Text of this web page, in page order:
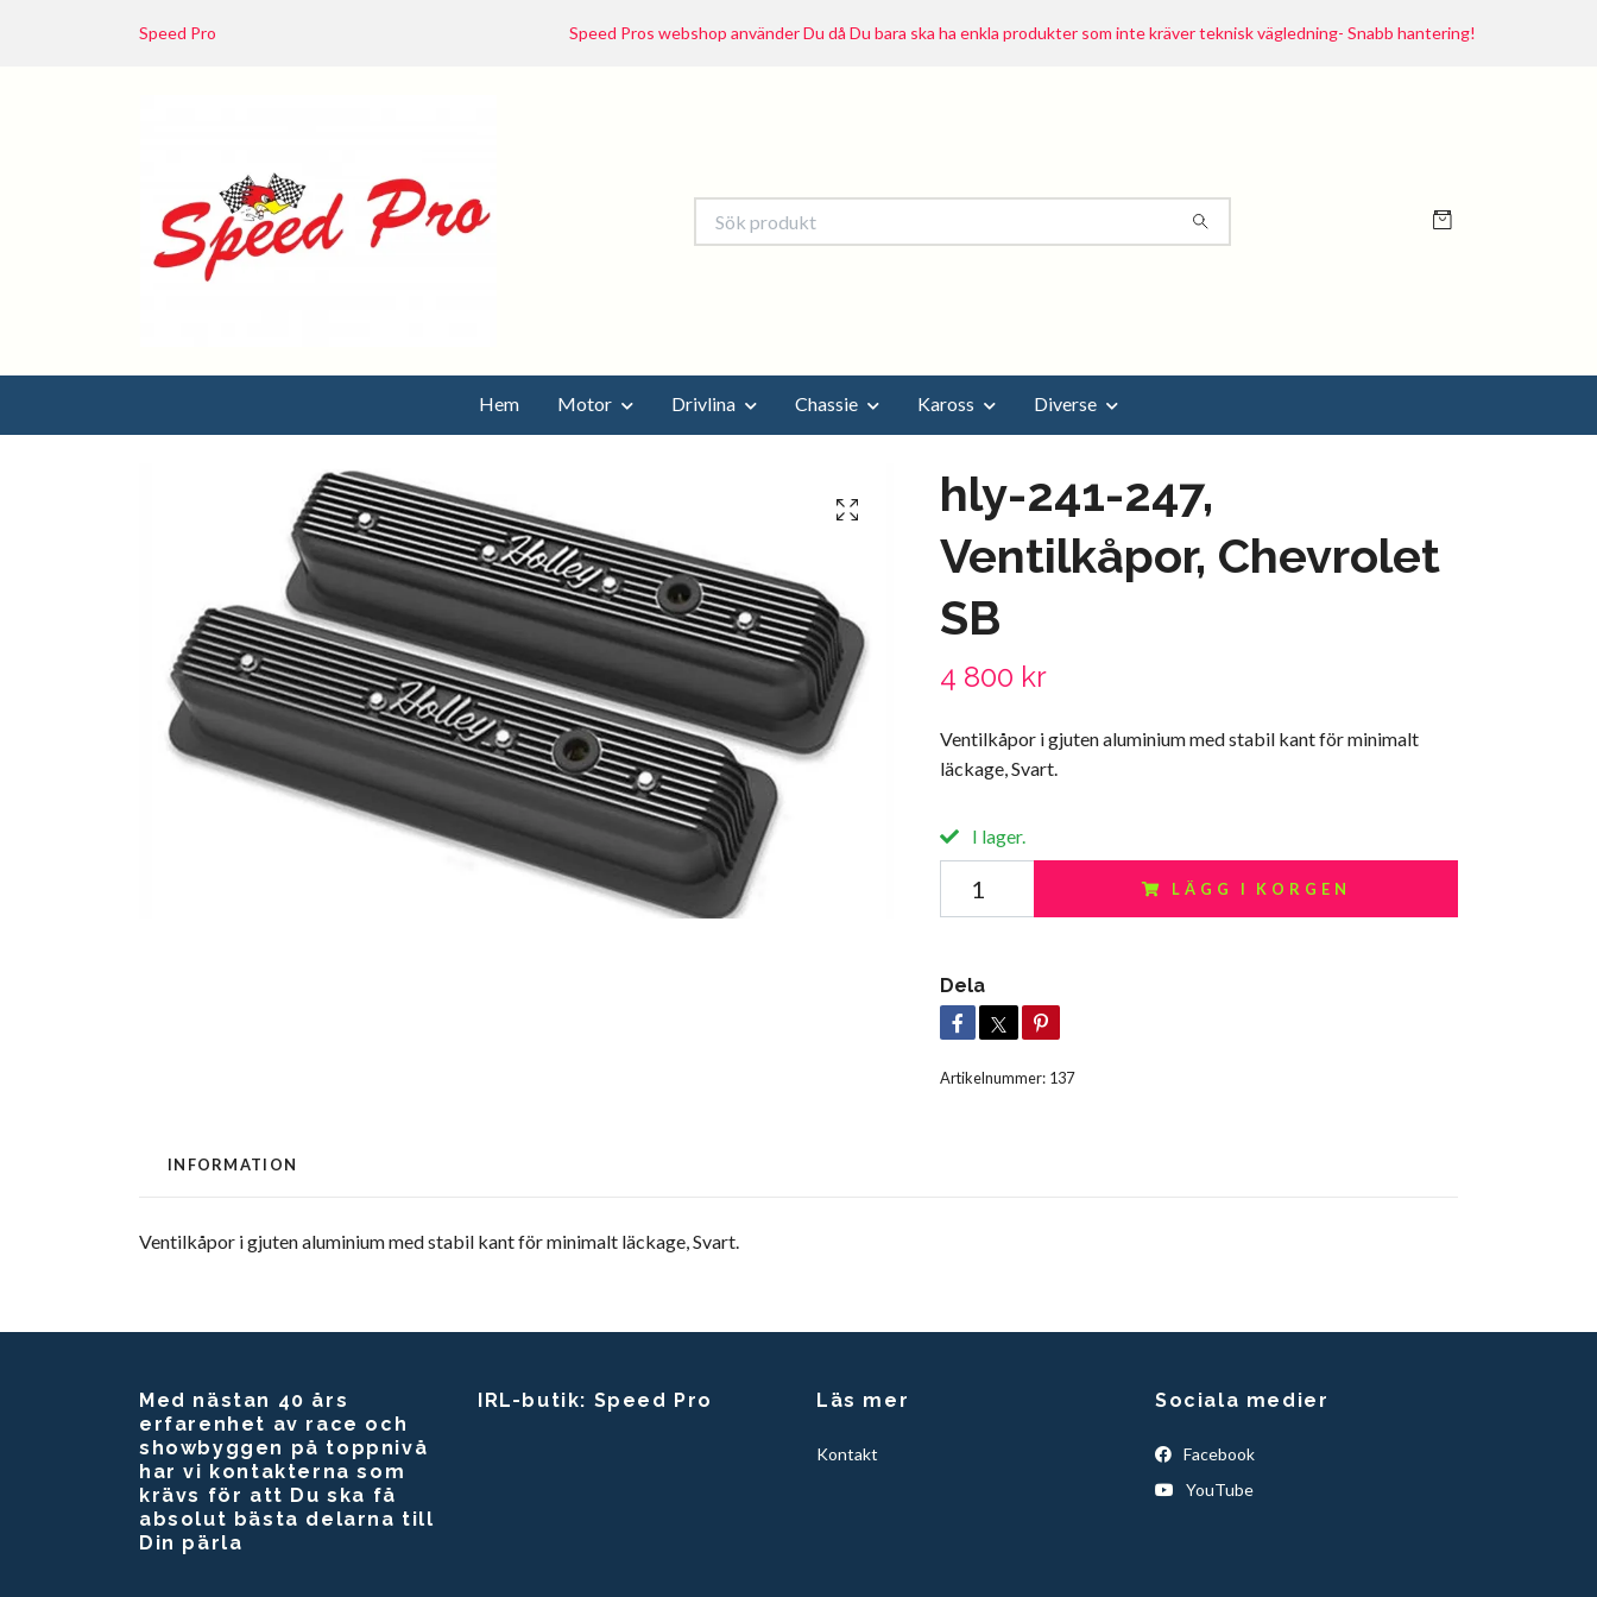
Speed Pro Speed Pros webshop använder Du då Du bara ska ha enkla produkter som inte kräver teknisk vägledning- Snabb hantering!
Hem Motor Drivlina Chassie Kaross Diverse
hly-241-247,
Ventilkåpor, Chevrolet
SB
4 800 kr
Ventilkåpor i gjuten aluminium med stabil kant för minimalt
läckage, Svart.
I lager.
LÄGG I KORGEN
Dela
Artikelnummer: 137
INFORMATION
Ventilkåpor i gjuten aluminium med stabil kant för minimalt läckage, Svart.
Med nästan 40 års
erfarenhet av race och
showbyggen på toppnivå
har vi kontakterna som
krävs för att Du ska få
absolut bästa delarna till
Din pärla
IRL-butik: Speed Pro Läs mer
Kontakt
Sociala medier
Facebook
YouTube